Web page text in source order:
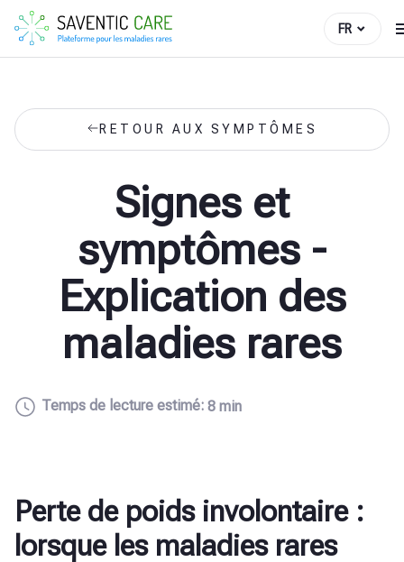
FR
RETOUR AUX SYMPTÔMES
Signes et
symptômes -
Explication des
maladies rares
Temps de lecture estimé: 8 min
Perte de poids involontaire :
lorsque les maladies rares